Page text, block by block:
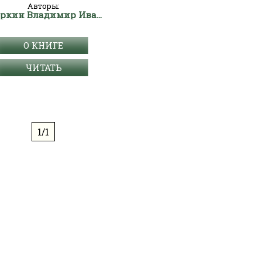
Авторы:
Миркин Владимир Иванович
О КНИГЕ
ЧИТАТЬ
1/1